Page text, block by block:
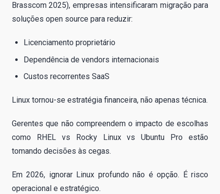
Brasscom 2025), empresas intensificaram migração para
soluções open source para reduzir:
Licenciamento proprietário
Dependência de vendors internacionais
Custos recorrentes SaaS
Linux tornou-se estratégia financeira, não apenas técnica.
Gerentes que não compreendem o impacto de escolhas
como RHEL vs Rocky Linux vs Ubuntu Pro estão
tomando decisões às cegas.
Em 2026, ignorar Linux profundo não é opção. É risco
operacional e estratégico.